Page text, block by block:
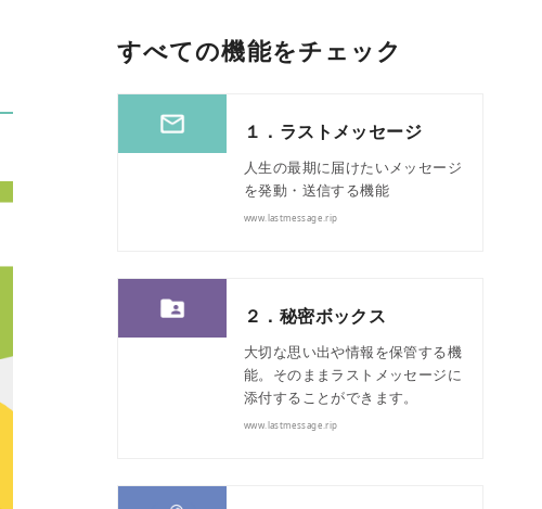
すべての機能をチェック
１．ラストメッセージ
人生の最期に届けたいメッセージ
を発動・送信する機能
www.lastmessage.rip
２．秘密ボックス
大切な思い出や情報を保管する機
能。そのままラストメッセージに
添付することができます。
www.lastmessage.rip